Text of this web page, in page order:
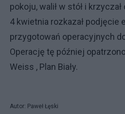
pokoju, walił w stół i
4 kwietnia rozkazał podjęcie
przygotowań operacyjnych
Operację tę później
Weiss , Plan Biały.
Autor: Paweł Łęski